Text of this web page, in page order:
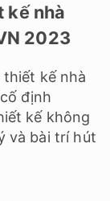
kế nhà
2023
thiết kế nhà
định
kế không
và bài trí hút